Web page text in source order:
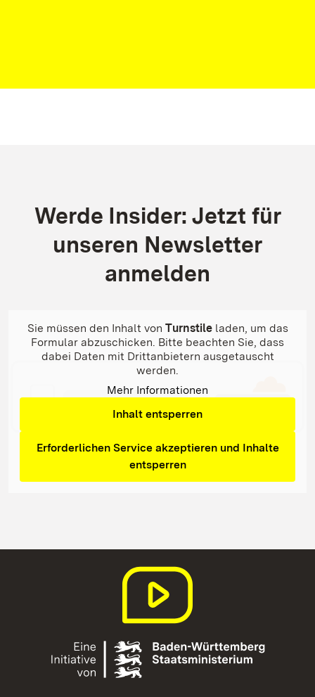
Kontakt
Werde Insider: Jetzt für
unseren Newsletter
anmelden
Sie müssen den Inhalt von Turnstileladen, um das
Formular abzuschicken. Bitte beachten Sie, dass
dabei Daten mit Drittanbietern ausgetauscht
werden.
Mehr Informationen
Inhalt entsperren
Erforderlichen Service akzeptieren und Inhalte
entsperren